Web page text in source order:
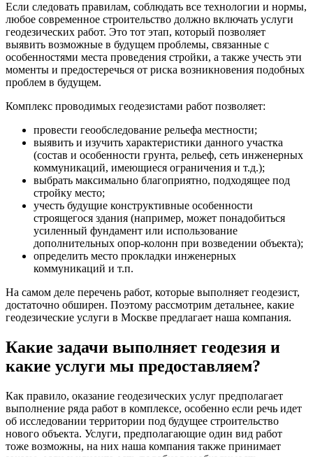
Если следовать правилам, соблюдать все технологии и нормы,
любое современное строительство должно включать услуги
геодезических работ. Это тот этап, который позволяет
выявить возможные в будущем проблемы, связанные с
особенностями места проведения стройки, а также учесть эти
моменты и предостеречься от риска возникновения подобных
проблем в будущем.
Комплекс проводимых геодезистами работ позволяет:
провести геообследование рельефа местности;
выявить и изучить характеристики данного участка
(состав и особенности грунта, рельеф, сеть инженерных
коммуникаций, имеющиеся ограничения и т.д.);
выбрать максимально благоприятно, подходящее под
стройку место;
учесть будущие конструктивные особенности
строящегося здания (например, может понадобиться
усиленный фундамент или использование
дополнительных опор-колонн при возведении объекта);
определить место прокладки инженерных
коммуникаций и т.п.
На самом деле перечень работ, которые выполняет геодезист,
достаточно обширен. Поэтому рассмотрим детальнее, какие
геодезические услуги в Москве предлагает наша компания.
Какие задачи выполняет геодезия и
какие услуги мы предоставляем?
Как правило, оказание геодезических услуг предполагает
выполнение ряда работ в комплексе, особенно если речь идет
об исследовании территории под будущее строительство
нового объекта. Услуги, предполагающие один вид работ
тоже возможны, на них наша компания также принимает